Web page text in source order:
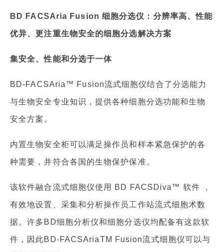
BD FACSAria Fusion 细胞分选仪：分辨率高、性能
优异、更注重生物安全的细胞分选解决方案
集安全、性能和分选于一体
BD-FACSAria™ Fusion流式细胞仪结合了分选能力
与生物安全专业知识，提供各种细胞分选功能和生物
安全方案。
内置生物安全柜可以满足操作员和样本紧急保护的各
种需要，并符合各国的生物保护保准。
该软件融合流式细胞仪使用 BD FACSDiva™ 软件 ，
有效地设置、采集和分析操作员工作站流式细胞术数
据。许多BD细胞分析仪和细胞分选仪均配备有这款软
件，因此BD-FACSAriaTM Fusion流式细胞仪可以与